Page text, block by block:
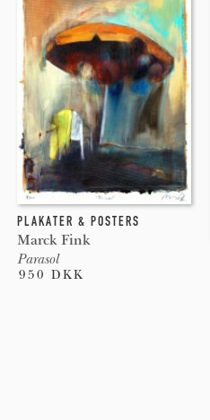
PLAKATER & POSTERS
Marck Fink
Parasol
950 DKK